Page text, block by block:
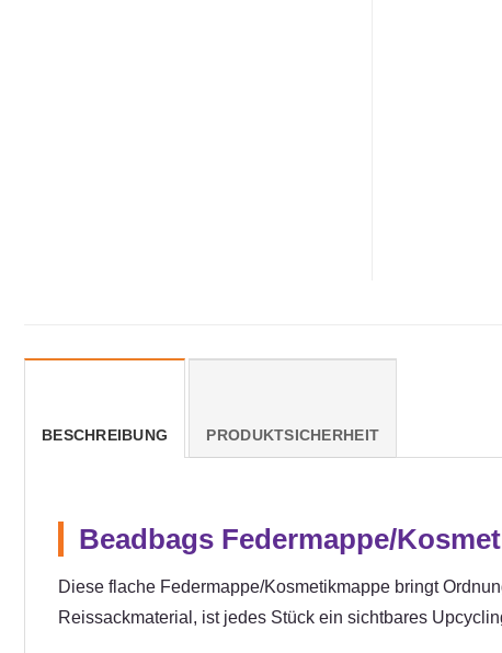
BESCHREIBUNG PRODUKTSICHERHEIT
Beadbags Federmappe/
Diese flache Federmappe/Kosmetikmappe bringt
Reissackmaterial, ist jedes Stück ein sichtbares